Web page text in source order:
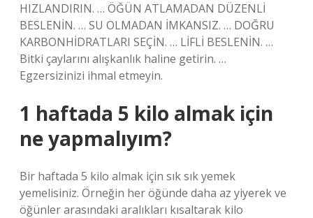
HIZLANDIRIN. … ÖĞÜN ATLAMADAN DÜZENLİ
BESLENİN. … SU OLMADAN İMKANSIZ. … DOĞRU
KARBONHİDRATLARI SEÇİN. … LİFLİ BESLENİN. …
Bitki çaylarını alışkanlık haline getirin. …
Egzersizinizi ihmal etmeyin.
1 haftada 5 kilo almak için
ne yapmalıyım?
Bir haftada 5 kilo almak için sık sık yemek
yemelisiniz. Örneğin her öğünde daha az yiyerek ve
öğünler arasındaki aralıkları kısaltarak kilo